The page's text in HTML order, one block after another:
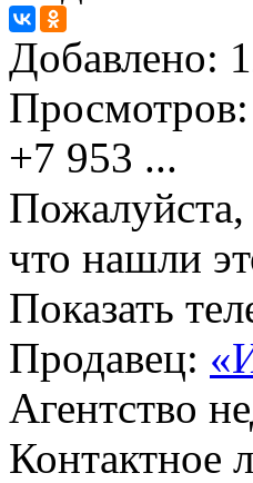
Добавлено:
Просмотров:
+7 953 ...
Пожалуйста,
что нашли
Показать
Продавец:
Агентство
Контактное